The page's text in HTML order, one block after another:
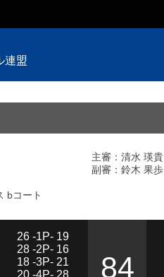
連盟
bコート
主審：清水 瑛貴
副審：鈴木 果歩
26 -1P- 19
28 -2P- 16
18 -3P- 21
20 -4P- 28
84